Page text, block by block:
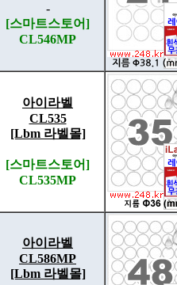
-
[스마트스토어]
CL546MP
아이라벨
CL535
[Lbm 라벨몰]
[스마트스토어]
CL535MP
아이라벨
CL586MP
[Lbm 라벨몰]